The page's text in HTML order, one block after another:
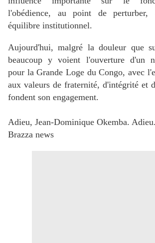
l'obédience, au point de perturber,
équilibre institutionnel.
Aujourd'hui, malgré la douleur que
beaucoup y voient l'ouverture d'un
pour la Grande Loge du Congo, avec
aux valeurs de fraternité, d'intégrité et
fondent son engagement.
Adieu, Jean-Dominique Okemba. Adieu.
Brazza news